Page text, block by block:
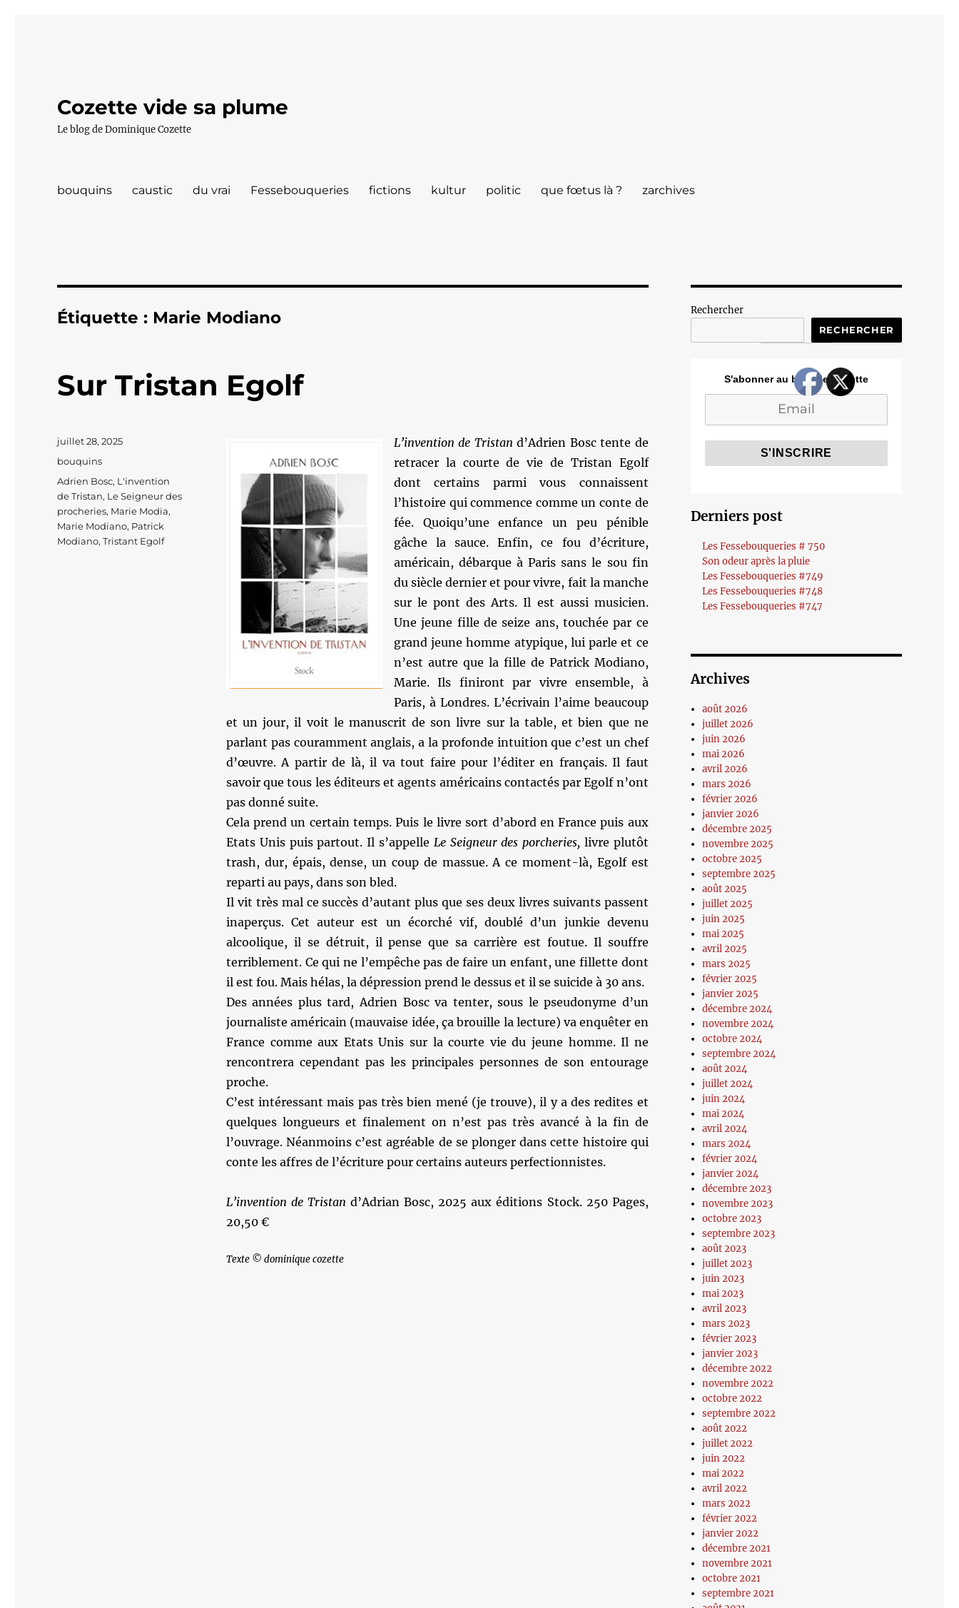
Cozette vide sa plume
Le blog de Dominique Cozette
bouquins caustic du vrai Fessebouqueries fictions kultur politic que fœtus là ? zarchives
Étiquette : Marie Modiano
Sur Tristan Egolf
L’invention de Tristan d’Adrien Bosc tente de
retracer la courte de vie de Tristan Egolf
dont certains parmi vous connaissent
l’histoire qui commence comme un conte de
fée. Quoiqu’une enfance un peu pénible
gâche la sauce. Enfin, ce fou d’écriture,
américain, débarque à Paris sans le sou fin
du siècle dernier et pour vivre, fait la manche
sur le pont des Arts. Il est aussi musicien.
Une jeune fille de seize ans, touchée par ce
grand jeune homme atypique, lui parle et ce
n’est autre que la fille de Patrick Modiano,
Marie. Ils finiront par vivre ensemble, à
Paris, à Londres. L’écrivain l’aime beaucoup
et un jour, il voit le manuscrit de son livre sur la table, et bien que ne
parlant pas couramment anglais, a la profonde intuition que c’est un chef
d’œuvre. A partir de là, il va tout faire pour l’éditer en français. Il faut
savoir que tous les éditeurs et agents américains contactés par Egolf n’ont
pas donné suite.
Cela prend un certain temps. Puis le livre sort d’abord en France puis aux
Etats Unis puis partout. Il s’appelle Le Seigneur des porcheries, livre plutôt
trash, dur, épais, dense, un coup de massue. A ce moment-là, Egolf est
reparti au pays, dans son bled.
Il vit très mal ce succès d’autant plus que ses deux livres suivants passent
inaperçus. Cet auteur est un écorché vif, doublé d’un junkie devenu
alcoolique, il se détruit, il pense que sa carrière est foutue. Il souffre
terriblement. Ce qui ne l’empêche pas de faire un enfant, une fillette dont
il est fou. Mais hélas, la dépression prend le dessus et il se suicide à 30 ans.
Des années plus tard, Adrien Bosc va tenter, sous le pseudonyme d’un
journaliste américain (mauvaise idée, ça brouille la lecture) va enquêter en
France comme aux Etats Unis sur la courte vie du jeune homme. Il ne
rencontrera cependant pas les principales personnes de son entourage
proche.
C’est intéressant mais pas très bien mené (je trouve), il y a des redites et
quelques longueurs et finalement on n’est pas très avancé à la fin de
l’ouvrage. Néanmoins c’est agréable de se plonger dans cette histoire qui
conte les affres de l’écriture pour certains auteurs perfectionnistes.
L’invention de Tristan d’Adrian Bosc, 2025 aux éditions Stock. 250 Pages,
20,50 €
Texte © dominique cozette
Publié
le
juillet 28, 2025
Catégories
bouquins
Étiquettes
Adrien Bosc, L'invention
de Tristan, Le Seigneur des
procheries, Marie Modia,
Marie Modiano, Patrick
Modiano,Tristant Egolf
Rechercher
RECHERCHER
S'abonner au blog de Cozette
Derniers post
Les Fessebouqueries # 750
Son odeur après la pluie
Les Fessebouqueries #749
Les Fessebouqueries #748
Les Fessebouqueries #747
Archives
août 2026
juillet 2026
juin 2026
mai 2026
avril 2026
mars 2026
février 2026
janvier 2026
décembre 2025
novembre 2025
octobre 2025
septembre 2025
août 2025
juillet 2025
juin 2025
mai 2025
avril 2025
mars 2025
février 2025
janvier 2025
décembre 2024
novembre 2024
octobre 2024
septembre 2024
août 2024
juillet 2024
juin 2024
mai 2024
avril 2024
mars 2024
février 2024
janvier 2024
décembre 2023
novembre 2023
octobre 2023
septembre 2023
août 2023
juillet 2023
juin 2023
mai 2023
avril 2023
mars 2023
février 2023
janvier 2023
décembre 2022
novembre 2022
octobre 2022
septembre 2022
août 2022
juillet 2022
juin 2022
mai 2022
avril 2022
mars 2022
février 2022
janvier 2022
décembre 2021
novembre 2021
octobre 2021
septembre 2021